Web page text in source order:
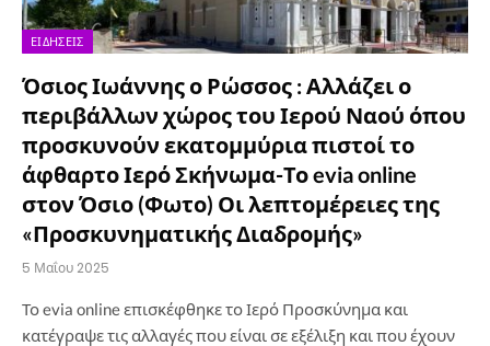
ΕΙΔΉΣΕΙΣ
Όσιος Ιωάννης ο Ρώσσος : Αλλάζει ο
περιβάλλων χώρος του Ιερού Ναού όπου
προσκυνούν εκατομμύρια πιστοί το
άφθαρτο Ιερό Σκήνωμα-Το evia online
στον Όσιο (Φωτο) Οι λεπτομέρειες της
«Προσκυνηματικής Διαδρομής»
5 Μαΐου 2025
Το evia online επισκέφθηκε το Ιερό Προσκύνημα και
κατέγραψε τις αλλαγές που είναι σε εξέλιξη και που έχουν